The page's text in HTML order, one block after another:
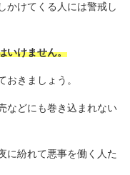
かけてくる人には警戒し
いけません。
おきましょう。
などにも巻き込まれない
に紛れて悪事を働く人た